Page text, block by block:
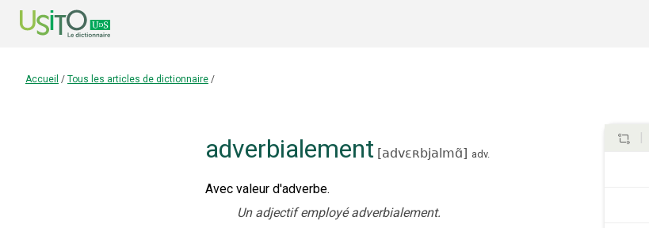
Accueil / Tous les articles de dictionnaire /
adverbialement [advɛʀbjalmɑ̃] adv.
Avec valeur d'adverbe.
Un adjectif employé adverbialement.